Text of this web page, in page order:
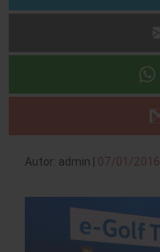
Autor: admin | 07/01/2016